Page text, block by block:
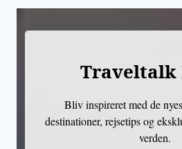
Traveltalk
Bliv inspireret med de
destinationer, rejsetips og
verden.